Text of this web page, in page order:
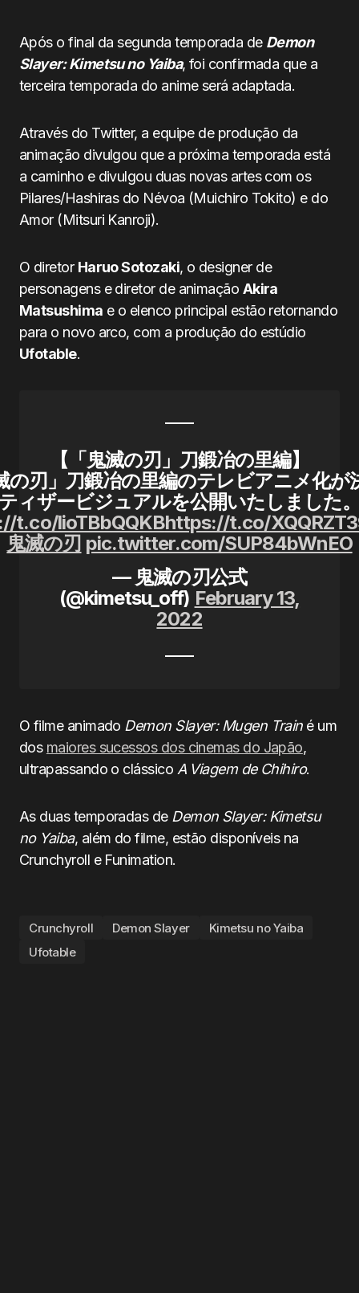
Após o final da segunda temporada de Demon
Slayer: Kimetsu no Yaiba, foi confirmada que a
terceira temporada do anime será adaptada.
Através do Twitter, a equipe de produção da
animação divulgou que a próxima temporada está
a caminho e divulgou duas novas artes com os
Pilares/Hashiras do Névoa (Muichiro Tokito) e do
Amor (Mitsuri Kanroji).
O diretor Haruo Sotozaki, o designer de
personagens e diretor de animação Akira
Matsushima e o elenco principal estão retornando
para o novo arco, com a produção do estúdio
Ufotable.
【「鬼滅の刃」刀鍛冶の里編】
の刃」刀鍛冶の里編のテレビアニメ化が
ィザービジュアルを公開いたしました
t.co/lioTBbQQKBhttps://t.co/
鬼滅の刃 pic.twitter.com/SUP84bWnEO
— 鬼滅の刃公式
(@kimetsu_off) February 13,
2022
O filme animado Demon Slayer: Mugen Trainé um
dos maiores sucessos dos cinemas do Japão,
ultrapassando o clássico A Viagem de Chihiro.
As duas temporadas de Demon Slayer: Kimetsu
no Yaiba, além do filme, estão disponíveis na
Crunchyroll e Funimation.
Crunchyroll Demon Slayer
Kimetsu no Yaiba
Ufotable